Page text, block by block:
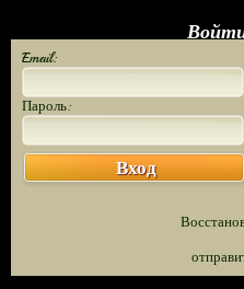
Email:
Пароль:
Вход